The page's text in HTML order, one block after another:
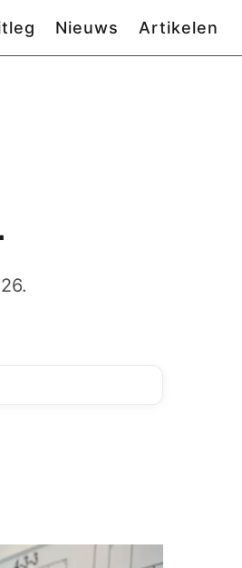
Nieuws Artikelen